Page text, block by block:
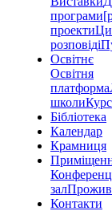
програми
проекти
розповіді
Освітнє
Освітня
платформа
школи
Бібліотека
Календар
Крамниця
зал
Контакти